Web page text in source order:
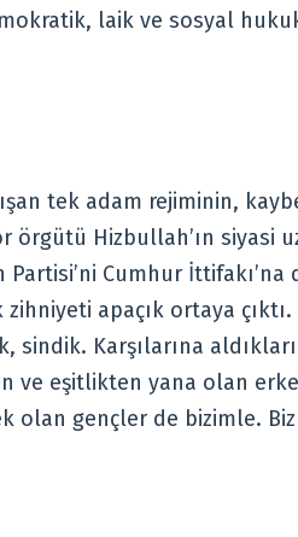
laik ve sosyal
tek adam rejiminin,
Hizbullah’ın siyasi
Cumhur İttifakı’na
zihniyeti apaçık ortaya
sindik. Karşılarına
ve eşitlikten yana olan
olan gençler de bizimle.